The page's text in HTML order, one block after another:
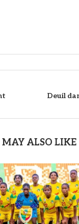
Deuil
MAY ALSO LIKE